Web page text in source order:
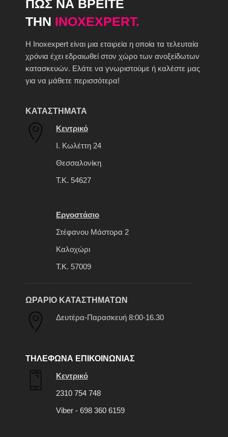
ΠΩΣ ΝΑ ΒΡΕΙΤΕ
ΤΗΝ INOXEXPERT.
H Inoxexpert είναι μια εταιρεία η οποία τα τελευταία
χρόνια έχει εδραιωθεί στον χώρο των ανοξείδωτων
κατασκευών. Ελάτε να γνωριστούμε ή καλέστε μας
για να μάθετε περισσότερα!
ΚΑΤΑΣΤΗΜΑΤΑ
Κεντρικό
Ι. Κωλέττη 24
Θεσσαλονίκη
Τ.Κ. 54627
Εργοστάσιο
Στέφανου Μάστορα 2
Καλοχώρι
Τ.Κ. 57009
ΩΡΑΡΙΟ ΚΑΤΑΣΤΗΜΑΤΩΝ
Δευτέρα-Παρασκευή 8:00-16.30
ΤΗΛΕΦΩΝΑ ΕΠΙΚΟΙΝΩΝΙΑΣ
Κεντρικό
2310 754 748
Viber - 698 360 6159